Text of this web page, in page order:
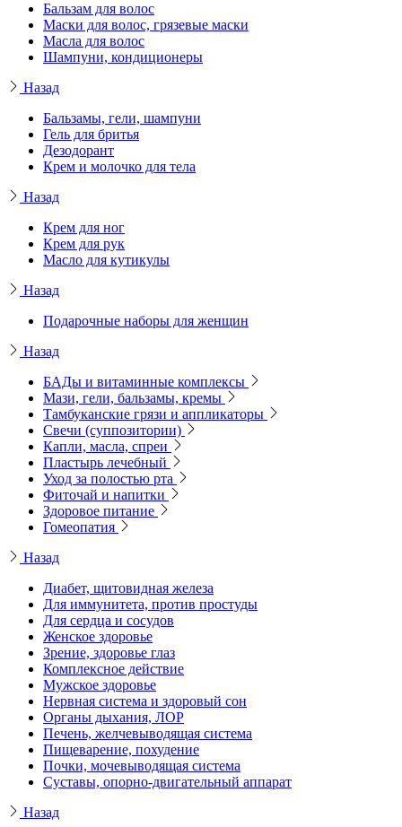
Бальзам для волос
Маски для волос, грязевые маски
Масла для волос
Шампуни, кондиционеры
Назад
Бальзамы, гели, шампуни
Гель для бритья
Дезодорант
Крем и молочко для тела
Назад
Крем для ног
Крем для рук
Масло для кутикулы
Назад
Подарочные наборы для женщин
Назад
БАДы и витаминные комплексы
Мази, гели, бальзамы, кремы
Тамбуканские грязи и аппликаторы
Свечи (суппозитории)
Капли, масла, спреи
Пластырь лечебный
Уход за полостью рта
Фиточай и напитки
Здоровое питание
Гомеопатия
Назад
Диабет, щитовидная железа
Для иммунитета, против простуды
Для сердца и сосудов
Женское здоровье
Зрение, здоровье глаз
Комплексное действие
Мужское здоровье
Нервная система и здоровый сон
Органы дыхания, ЛОР
Печень, желчевыводящая система
Пищеварение, похудение
Почки, мочевыводящая система
Суставы, опорно-двигательный аппарат
Назад